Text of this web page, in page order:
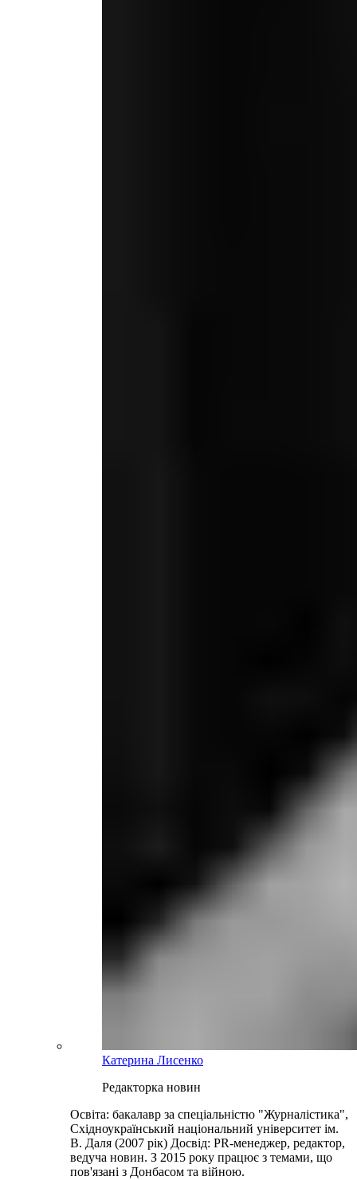
Катерина Лисенко
Редакторка новин
Освіта: бакалавр за спеціальністю "Журналістика",
Східноукраїнський національний університет ім.
В. Даля (2007 рік) Досвід: PR-менеджер, редактор,
ведуча новин. З 2015 року працює з темами, що
пов'язані з Донбасом та війною.